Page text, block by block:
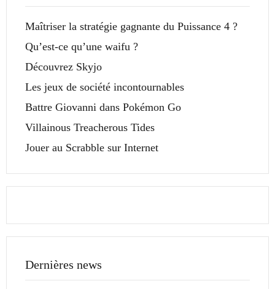
Maîtriser la stratégie gagnante du Puissance 4 ?
Qu’est-ce qu’une waifu ?
Découvrez Skyjo
Les jeux de société incontournables
Battre Giovanni dans Pokémon Go
Villainous Treacherous Tides
Jouer au Scrabble sur Internet
Dernières news